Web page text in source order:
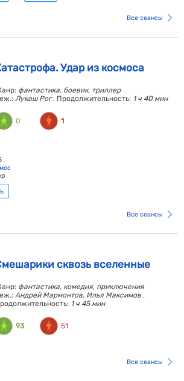
Все сеансы
Удар из космоса
фантастика, боевик, триллер
Лукаш Рог . Продолжительность: 1 ч 40 мин
0 1
Все сеансы
сквозь вселенные
фантастика, комедия, приключения
Андрей Мармонтов, Илья Максимов .
1 ч 45 мин
93 51
Все сеансы